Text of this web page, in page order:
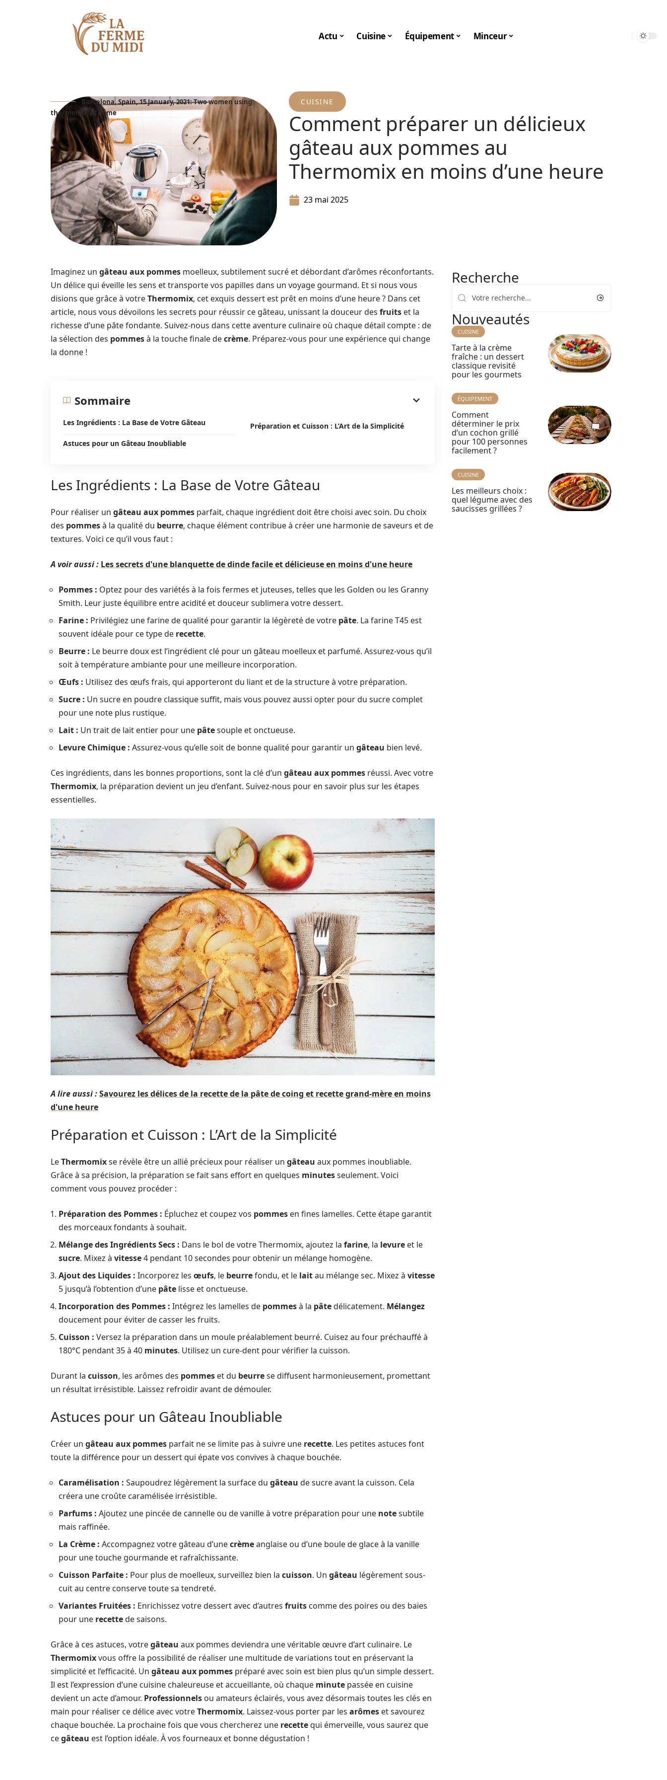
Actu Cuisine Équipement Minceur
Barcelona, Spain, 15 January, 2021: Two women using
thermomix at home
CUISINE
Comment préparer un délicieux
gâteau aux pommes au
Thermomix en moins d’une heure
23 mai 2025
Imaginez un gâteau aux pommes moelleux, subtilement sucré et débordant d’arômes réconfortants.
Un délice qui éveille les sens et transporte vos papilles dans un voyage gourmand. Et si nous vous
disions que grâce à votreThermomix, cet exquis dessert est prêt en moins d’une heure ? Dans cet
article, nous vous dévoilons les secrets pour réussir ce gâteau, unissant la douceur des fruits et la
richesse d’une pâte fondante. Suivez-nous dans cette aventure culinaire où chaque détail compte : de
la sélection des pommesà la touche finale decrème. Préparez-vous pour une expérience qui change
la donne !
Sommaire
Les Ingrédients : La Base de Votre Gâteau
Préparation et Cuisson : L’Art de la Simplicité
Astuces pour un Gâteau Inoubliable
Les Ingrédients : La Base de Votre Gâteau
Pour réaliser un gâteau aux pommes parfait, chaque ingrédient doit être choisi avec soin. Du choix
des pommesà la qualité du beurre, chaque élément contribue à créer une harmonie de saveurs et de
textures. Voici ce qu’il vous faut :
A voir aussi : Les secrets d'une blanquette de dinde facile et délicieuse en moins d'une heure
Pommes : Optez pour des variétés à la fois fermes et juteuses, telles que les Golden ou les Granny
Smith. Leur juste équilibre entre acidité et douceur sublimera votre dessert.
Farine : Privilégiez une farine de qualité pour garantir la légèreté de votre pâte. La farine T45 est
souvent idéale pour ce type de recette.
Beurre : Le beurre doux est l’ingrédient clé pour un gâteau moelleux et parfumé. Assurez-vous qu’il
soit à température ambiante pour une meilleure incorporation.
Œufs : Utilisez des œufs frais, qui apporteront du liant et de la structure à votre préparation.
Sucre : Un sucre en poudre classique suffit, mais vous pouvez aussi opter pour du sucre complet
pour une note plus rustique.
Lait : Un trait de lait entier pour une pâtesouple et onctueuse.
Levure Chimique : Assurez-vous qu’elle soit de bonne qualité pour garantir un gâteau bien levé.
Ces ingrédients, dans les bonnes proportions, sont la clé d’un gâteau aux pommes réussi. Avec votre
Thermomix, la préparation devient un jeu d’enfant. Suivez-nous pour en savoir plus sur les étapes
essentielles.
A lire aussi :Savourez les délices de la recette de la pâte de coing et recette grand-mère en moins
d'une heure
Préparation et Cuisson : L’Art de la Simplicité
LeThermomixse révèle être un allié précieux pour réaliser un gâteau aux pommes inoubliable.
Grâce à sa précision, la préparation se fait sans effort en quelques minutesseulement. Voici
comment vous pouvez procéder :
Préparation des Pommes : Épluchez et coupez vos pommes en fines lamelles. Cette étape garantit
des morceaux fondants à souhait.
Mélange des Ingrédients Secs : Dans le bol de votre Thermomix, ajoutez la farine, la levure et le
sucre. Mixez à vitesse4 pendant 10 secondes pour obtenir un mélange homogène.
Ajout des Liquides : Incorporez les œufs, le beurrefondu, et le laitau mélange sec. Mixez à vitesse
5 jusqu’à l’obtention d’une pâte lisse et onctueuse.
Incorporation des Pommes : Intégrez les lamelles de pommesà la pâtedélicatement. Mélangez
doucement pour éviter de casser les fruits.
Cuisson : Versez la préparation dans un moule préalablement beurré. Cuisez au four préchauffé à
180°C pendant 35 à 40 minutes. Utilisez un cure-dent pour vérifier la cuisson.
Durant la cuisson, les arômes des pommes et du beurrese diffusent harmonieusement, promettant
un résultat irrésistible. Laissez refroidir avant de démouler.
Astuces pour un Gâteau Inoubliable
Créer un gâteau aux pommes parfait ne se limite pas à suivre une recette. Les petites astuces font
toute la différence pour un dessert qui épate vos convives à chaque bouchée.
Caramélisation : Saupoudrez légèrement la surface du gâteau de sucre avant la cuisson. Cela
créera une croûte caramélisée irrésistible.
Parfums : Ajoutez une pincée de cannelle ou de vanille à votre préparation pour une notesubtile
mais raffinée.
La Crème : Accompagnez votre gâteau d’unecrèmeanglaise ou d’une boule de glace à la vanille
pour une touche gourmande et rafraîchissante.
Cuisson Parfaite : Pour plus de moelleux, surveillez bien la cuisson. Un gâteau légèrement sous-
cuit au centre conserve toute sa tendreté.
Variantes Fruitées : Enrichissez votre dessert avec d’autres fruits comme des poires ou des baies
pour une recettede saisons.
Grâce à ces astuces, votregâteau aux pommes deviendra une véritable œuvre d’art culinaire. Le
Thermomixvous offre la possibilité de réaliser une multitude de variations tout en préservant la
simplicité et l’efficacité. Un gâteau aux pommes préparé avec soin est bien plus qu’un simple dessert.
Il est l’expression d’une cuisine chaleureuse et accueillante, où chaque minute passée en cuisine
devient un acte d’amour. Professionnels ou amateurs éclairés, vous avez désormais toutes les clés en
main pour réaliser ce délice avec votreThermomix. Laissez-vous porter par les arômes et savourez
chaque bouchée. La prochaine fois que vous chercherez une recettequi émerveille, vous saurez que
cegâteau est l’option idéale. À vos fourneaux et bonne dégustation !
Recherche
Nouveautés
CUISINE
Tarte à la crème
fraîche : un dessert
classique revisité
pour les gourmets
ÉQUIPEMENT
Comment
déterminer le prix
d’un cochon grillé
pour 100 personnes
facilement ?
CUISINE
Les meilleurs choix :
quel légume avec des
saucisses grillées ?